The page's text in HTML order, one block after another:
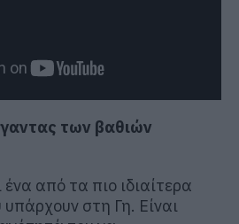
των βαθιών
από τα πιο ιδιαίτερα
στη Γη. Είναι